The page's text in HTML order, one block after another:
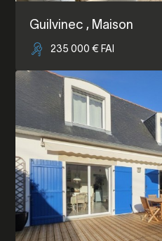
Guilvinec , Maison
235 000 € FAI